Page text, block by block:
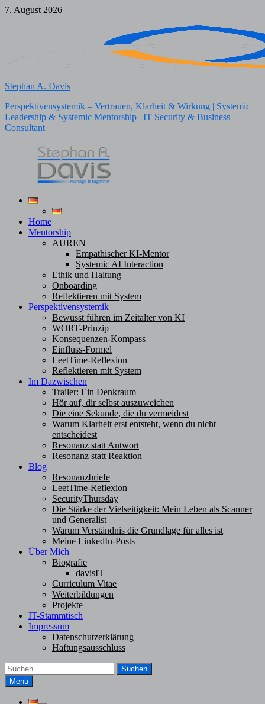
Zum
7. August 2026
Stephan A. Davis
Perspektivensystemik – Vertrauen, Klarheit & Wirkung | Systemic
Leadership & Systemic Mentorship | IT Security & Business
Consultant
Home
Mentorship
AUREN
Empathischer KI-Mentor
Systemic AI Interaction
Ethik und Haltung
Onboarding
Reflektieren mit System
Perspektivensystemik
Bewusst führen im Zeitalter von KI
WORT-Prinzip
Konsequenzen-Kompass
Einfluss-Formel
LeetTime-Reflexion
Reflektieren mit System
Im Dazwischen
Trailer: Ein Denkraum
Hör auf, dir selbst auszuweichen
Die eine Sekunde, die du vermeidest
Warum Klarheit erst entsteht, wenn du nicht
entscheidest
Resonanz statt Antwort
Resonanz statt Reaktion
Blog
Resonanzbriefe
LeetTime-Reflexion
SecurityThursday
Die Stärke der Vielseitigkeit: Mein Leben als Scanner
und Generalist
Warum Verständnis die Grundlage für alles ist
Meine LinkedIn-Posts
Über Mich
Biografie
davisIT
Curriculum Vitae
Weiterbildungen
Projekte
IT-Stammtisch
Impressum
Datenschutzerklärung
Haftungsausschluss
Suchen
nach:
Menü